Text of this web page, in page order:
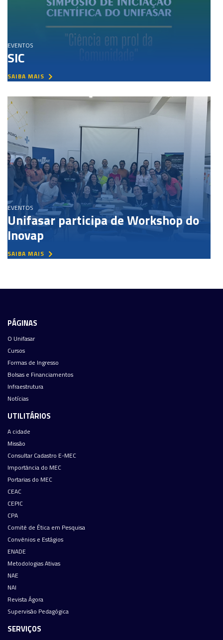
EVENTOS
SIC
SAIBA MAIS
EVENTOS
Unifasar participa de Workshop do
Inovap
SAIBA MAIS
PÁGINAS
O Unifasar
Cursos
Formas de Ingresso
Bolsas e Financiamentos
Infraestrutura
Notícias
UTILITÁRIOS
A cidade
Missão
Consultar Cadastro E-MEC
Importância do MEC
Portarias do MEC
CEAC
CEPIC
CPA
Comitê de Ética em Pesquisa
Convênios e Estágios
ENADE
Metodologias Ativas
NAE
NAI
Revista Ágora
Supervisão Pedagógica
SERVIÇOS